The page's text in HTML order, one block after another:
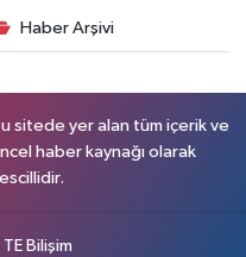
Haber Arşivi
sitede yer alan tüm içerik ve
haber kaynağı olarak
TE Bilişim